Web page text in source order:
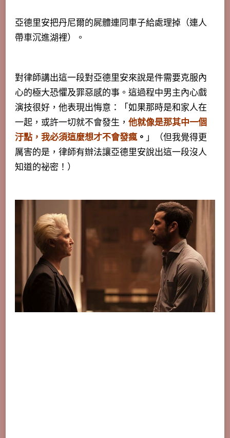
亞德里安把丹尼爾的屍體連同車子給處理掉（連人
帶車沉進湖裡）。
對律師講出這一段對亞德里安來說是件需要克服內
心的極大恐懼及罪惡感的事。這過程中男主內心戲
演技很好，他表現出悔意：「如果那時是和家人在
一起，或許一切就不會發生， 他就像是那其中一個
汙點，我必須這麼想才不會發瘋。 」（但我覺得更
厲害的是，律師有辦法讓亞德里安說出這一段沒人
知道的祕密！）